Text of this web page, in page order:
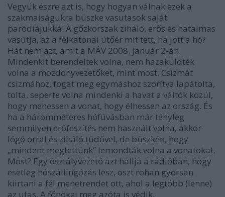
Vegyük észre azt is, hogy hogyan válnak ezek a
szakmaiságukra büszke vasutasok saját
paródiájukká! A gőzkorszak ziháló, erős és hatalmas
vasútja, az a félkatonai ütőér mit tett, ha jött a hó?
Hát nem azt, amit a MÁV 2008. január 2-án.
Mindenkit berendeltek volna, nem hazaküldték
volna a mozdonyvezetőket, mint most. Csizmát
csizmához, fogat meg egymáshoz szorítva lapátolta,
tolta, seperte volna mindenki a havat a váltók közül,
hogy mehessen a vonat, hogy élhessen az ország. És
ha a háromméteres hófúvásban már tényleg
semmilyen erőfeszítés nem használt volna, akkor
lógó orral és ziháló tüdővel, de büszkén, hogy
„mindent megtettünk” lemondták volna a vonatokat.
Most? Egy osztályvezető azt hallja a rádióban, hogy
esetleg hószállingózás lesz, oszt rohan gyorsan
kiirtani a fél menetrendet ott, ahol a legtöbb (lenne)
az utas. A főnökei meg azóta is védik.